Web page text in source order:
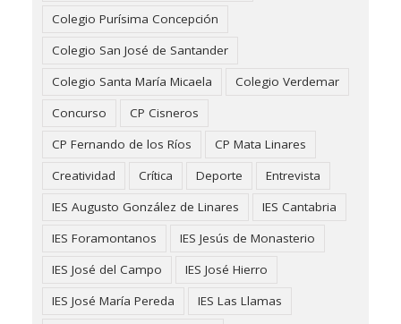
Colegio Purísima Concepción
Colegio San José de Santander
Colegio Santa María Micaela
Colegio Verdemar
Concurso
CP Cisneros
CP Fernando de los Ríos
CP Mata Linares
Creatividad
Crítica Deporte
Entrevista
IES Augusto González de Linares
IES Cantabria
IES Foramontanos
IES Jesús de Monasterio
IES José del Campo
IES José Hierro
IES José María Pereda
IES Las Llamas